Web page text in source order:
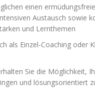
einen
Austausch sowie
und Lernthemen
als Einzel-Coaching oder
Sie die Möglichkeit,
und lösungsorientiert